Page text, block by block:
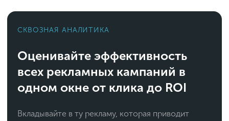
СКВОЗНАЯ АНАЛИТИКА
Оценивайте эффективность
всех рекламных кампаний в
одном окне от клика до ROI
Вкладывайте в ту рекламу, которая приводит